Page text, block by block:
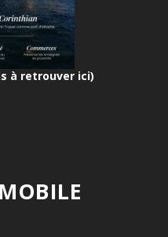
à retrouver ici)